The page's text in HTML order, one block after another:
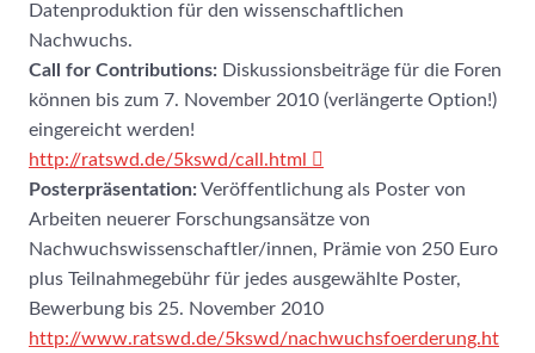
Datenproduktion für den wissenschaftlichen
Nachwuchs.
Call for Contributions: Diskussionsbeiträge für die Foren
können bis zum 7. November 2010 (verlängerte Option!)
eingereicht werden!
http://ratswd.de/5kswd/call.html
Posterpräsentation:Veröffentlichung als Poster von
Arbeiten neuerer Forschungsansätze von
Nachwuchswissenschaftler/innen, Prämie von 250 Euro
plus Teilnahmegebühr für jedes ausgewählte Poster,
Bewerbung bis 25. November 2010
http://www.ratswd.de/5kswd/nachwuchsfoerderung.ht